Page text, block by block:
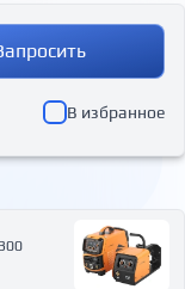
В избранное